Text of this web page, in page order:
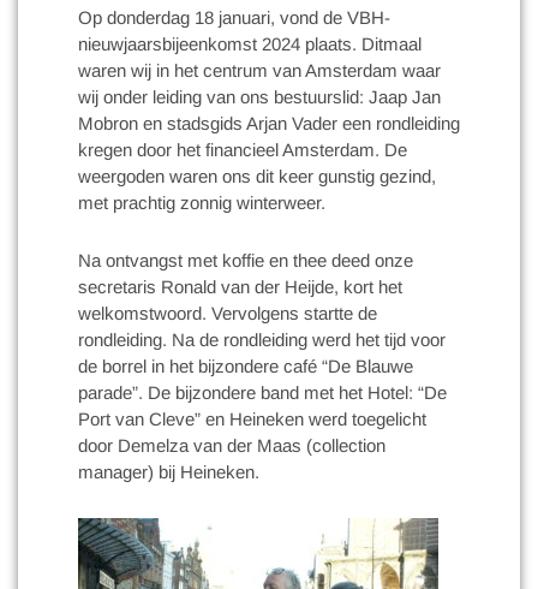
Op donderdag 18 januari, vond de VBH-
nieuwjaarsbijeenkomst 2024 plaats. Ditmaal
waren wij in het centrum van Amsterdam waar
wij onder leiding van ons bestuurslid: Jaap Jan
Mobron en stadsgids Arjan Vader een rondleiding
kregen door het financieel Amsterdam. De
weergoden waren ons dit keer gunstig gezind,
met prachtig zonnig winterweer.
Na ontvangst met koffie en thee deed onze
secretaris Ronald van der Heijde, kort het
welkomstwoord. Vervolgens startte de
rondleiding. Na de rondleiding werd het tijd voor
de borrel in het bijzondere café “De Blauwe
parade”. De bijzondere band met het Hotel: “De
Port van Cleve” en Heineken werd toegelicht
door Demelza van der Maas (collection
manager) bij Heineken.